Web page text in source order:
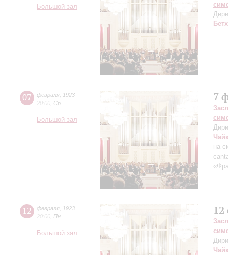
Большой зал
07 февраля
1923
20:00 Ср
Большой зал
7
на
12 февраля
1923
20:00 Пн
Большой зал